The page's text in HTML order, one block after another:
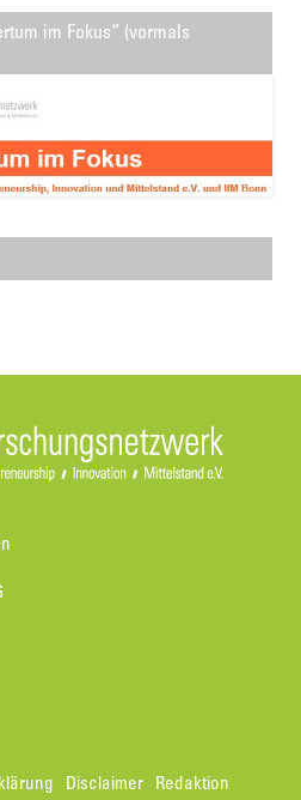
im Fokus“ (vormals
Disclaimer
Redaktion